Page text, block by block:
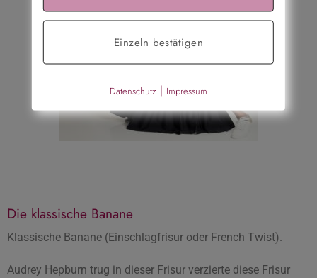
Die klassische Banane
Klassische Banane (Einschlagfrisur oder French Twist).
Audrey Hepburn trug in dieser Frisur verzierte diese Frisur
Einzeln bestätigen
Datenschutz| Impressum